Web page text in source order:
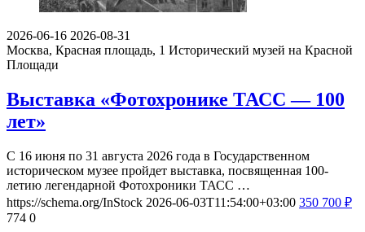
2026-06-16 2026-08-31
Москва, Красная площадь, 1 Исторический музей на Красной
Площади
Выставка «Фотохронике ТАСС — 100
лет»
С 16 июня по 31 августа 2026 года в Государственном
историческом музее пройдет выставка, посвященная 100-
летию легендарной Фотохроники ТАСС …
https://schema.org/InStock 2026-06-03T11:54:00+03:00 350 700 ₽
774 0